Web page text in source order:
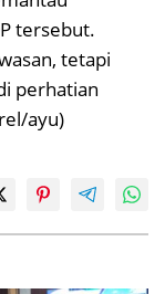
tersebut.
tetapi
perhatian
ayu)